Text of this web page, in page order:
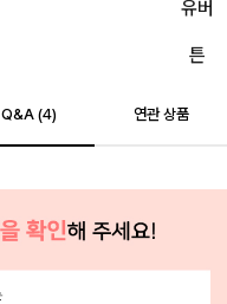
Q&A (4) 연관 상품